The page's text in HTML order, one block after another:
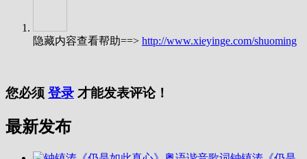
隐藏内容查看帮助==> http://www.xieyinge.com/shuoming
您必须 登录 才能发表评论！
最新发布